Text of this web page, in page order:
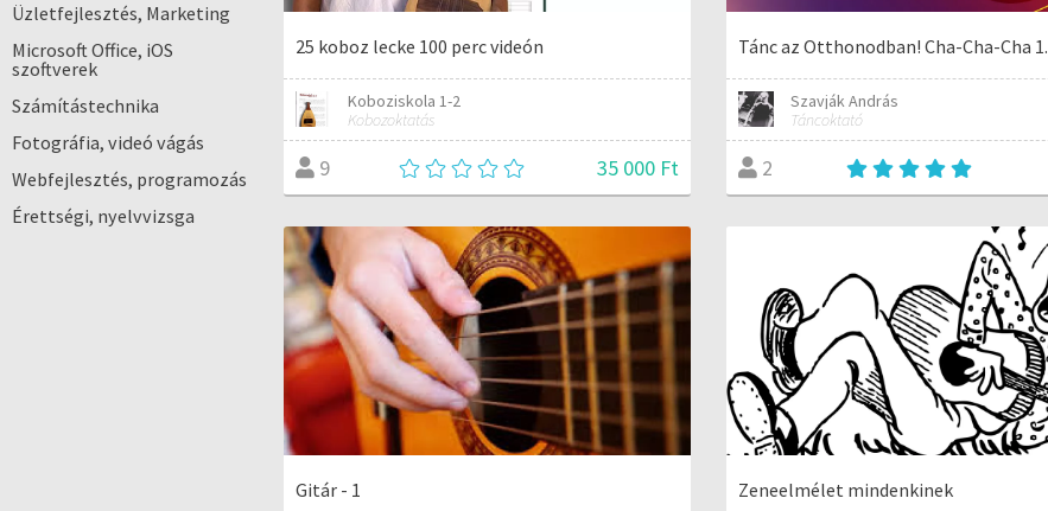
Üzletfejlesztés, Marketing
Microsoft Office, iOS
szoftverek
Számítástechnika
Fotográfia, videó vágás
Webfejlesztés, programozás
Érettségi, nyelvvizsga
25 koboz lecke 100 perc videón
Koboziskola 1-2
Kobozoktatás
9 35 000 Ft
Tánc az Otthonodban! Cha-Cha-Cha 1.
Szavják András
Táncoktató
2
Gitár - 1 Zeneelmélet mindenkinek